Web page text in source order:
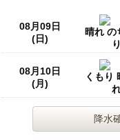
08月09日
(日)
晴れ の
り
08月10日
(月)
くもり
降水